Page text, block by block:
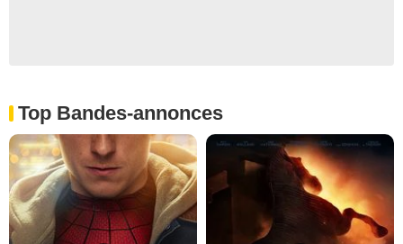
Top Bandes-annonces